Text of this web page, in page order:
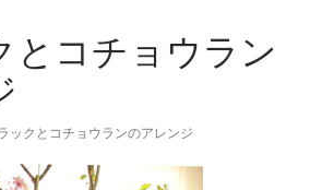
とコチョウラン
ックとコチョウランのアレンジ